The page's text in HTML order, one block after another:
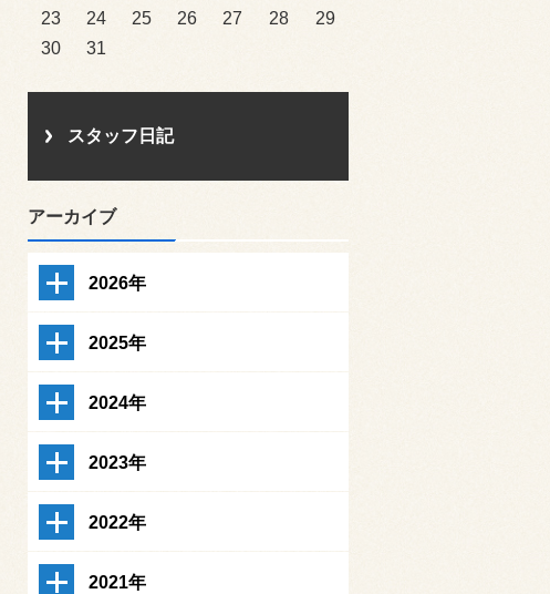
23
24 25 26 27 28
29
30
31
スタッフ日記
アーカイブ
2026年
2025年
2024年
2023年
2022年
2021年